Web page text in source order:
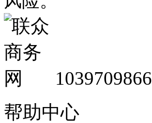
1039709866
帮助中心